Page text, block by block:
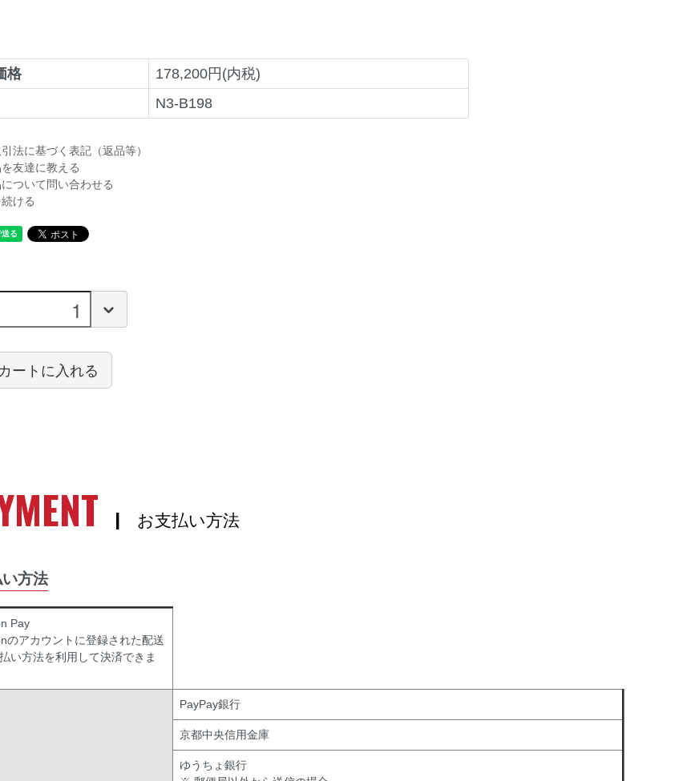
格
178,200円(内税)
N3-B198
法に基づく表記（返品等）
友達に教える
ついて問い合わせる
ける
カートに入れる
| お支払い方法
方法
Pay
のアカウントに登録された配送
い方法を利用して決済できま
PayPay銀行
京都中央信用金庫
ゆうちょ銀行